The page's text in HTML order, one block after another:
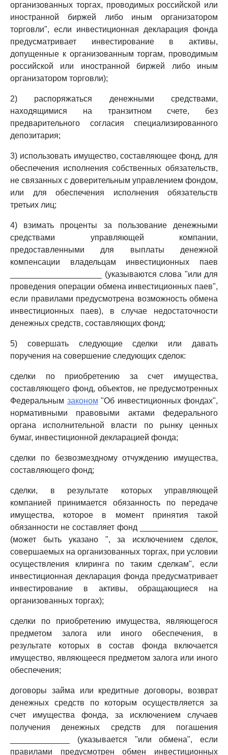
организованных торгах, проводимых российской или
иностранной биржей либо иным организатором
торговли", если инвестиционная декларация фонда
предусматривает инвестирование в активы,
допущенные к организованным торгам, проводимым
российской или иностранной биржей либо иным
организатором торговли);
2) распоряжаться денежными средствами,
находящимися на транзитном счете, без
предварительного согласия специализированного
депозитария;
3) использовать имущество, составляющее фонд, для
обеспечения исполнения собственных обязательств,
не связанных с доверительным управлением фондом,
или для обеспечения исполнения обязательств
третьих лиц;
4) взимать проценты за пользование денежными
средствами управляющей компании,
предоставленными для выплаты денежной
компенсации владельцам инвестиционных паев
____________________ (указываются слова "или для
проведения операции обмена инвестиционных паев",
если правилами предусмотрена возможность обмена
инвестиционных паев), в случае недостаточности
денежных средств, составляющих фонд;
5) совершать следующие сделки или давать
поручения на совершение следующих сделок:
сделки по приобретению за счет имущества,
составляющего фонд, объектов, не предусмотренных
Федеральным законом "Об инвестиционных фондах",
нормативными правовыми актами федерального
органа исполнительной власти по рынку ценных
бумаг, инвестиционной декларацией фонда;
сделки по безвозмездному отчуждению имущества,
составляющего фонд;
сделки, в результате которых управляющей
компанией принимается обязанность по передаче
имущества, которое в момент принятия такой
обязанности не составляет фонд _________________
(может быть указано ", за исключением сделок,
совершаемых на организованных торгах, при условии
осуществления клиринга по таким сделкам", если
инвестиционная декларация фонда предусматривает
инвестирование в активы, обращающиеся на
организованных торгах);
сделки по приобретению имущества, являющегося
предметом залога или иного обеспечения, в
результате которых в состав фонда включается
имущество, являющееся предметом залога или иного
обеспечения;
договоры займа или кредитные договоры, возврат
денежных средств по которым осуществляется за
счет имущества фонда, за исключением случаев
получения денежных средств для погашения
_____________ (указывается "или обмена", если
правилами предусмотрен обмен инвестиционных